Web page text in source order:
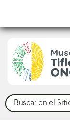
Buscar